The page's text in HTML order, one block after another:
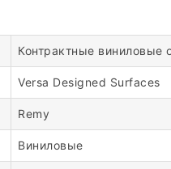
Контрактные виниловые
Versa Designed Surfaces
Remy
Виниловые